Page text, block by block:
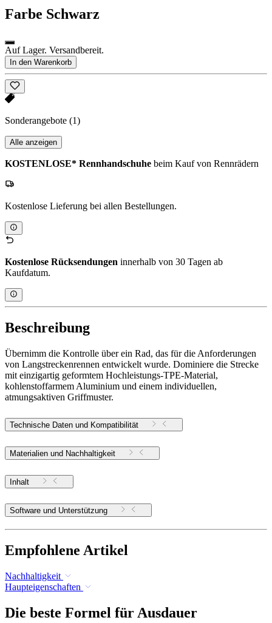
Farbe Schwarz
Auf Lager. Versandbereit.
In den Warenkorb
Sonderangebote (1)
Alle anzeigen
KOSTENLOSE* Rennhandschuhe beim Kauf von Rennrädern
Kostenlose Lieferung bei allen Bestellungen.
Kostenlose Rücksendungen innerhalb von 30 Tagen ab
Kaufdatum.
Beschreibung
Übernimm die Kontrolle über ein Rad, das für die Anforderungen
von Langstreckenrennen entwickelt wurde. Dominiere die Strecke
mit einzigartig geformtem Hochleistungs-TPE-Material,
kohlenstoffarmem Aluminium und einem individuellen,
atmungsaktiven Griffmuster.
Technische Daten und Kompatibilität
Materialien und Nachhaltigkeit
Inhalt
Software und Unterstützung
Empfohlene Artikel
Nachhaltigkeit
Haupteigenschaften
Die beste Formel für Ausdauer